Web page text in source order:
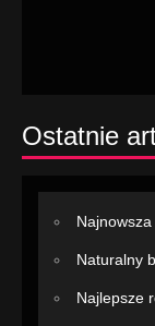
Ostatnie
Naturalny
Najlepsze